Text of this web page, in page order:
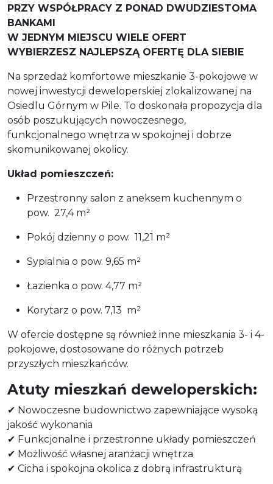
PRZY WSPÓŁPRACY Z PONAD DWUDZIESTOMA
BANKAMI
W JEDNYM MIEJSCU WIELE OFERT
WYBIERZESZ NAJLEPSZĄ OFERTĘ DLA SIEBIE
Na sprzedaż komfortowe mieszkanie 3-pokojowe w
nowej inwestycji deweloperskiej zlokalizowanej na
Osiedlu Górnym w Pile. To doskonała propozycja dla
osób poszukujących nowoczesnego,
funkcjonalnego wnętrza w spokojnej i dobrze
skomunikowanej okolicy.
Układ pomieszczeń:
Przestronny salon z aneksem kuchennym o
pow. 27,4 m²
Pokój dzienny o pow. 11,21 m²
Sypialnia o pow. 9,65 m²
Łazienka o pow. 4,77 m²
Korytarz o pow. 7,13 m²
W ofercie dostępne są również inne mieszkania 3- i 4-
pokojowe, dostosowane do różnych potrzeb
przyszłych mieszkańców.
Atuty mieszkań deweloperskich:
✔ Nowoczesne budownictwo zapewniające wysoką
jakość wykonania
✔ Funkcjonalne i przestronne układy pomieszczeń
✔ Możliwość własnej aranżacji wnętrza
✔ Cicha i spokojna okolica z dobrą infrastrukturą